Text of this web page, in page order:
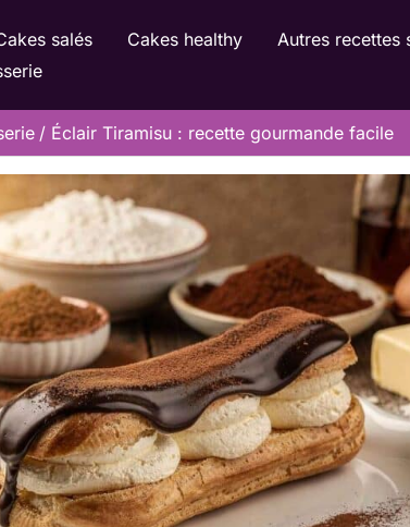
salés Cakes healthy Autres recettes
Éclair Tiramisu : recette gourmande facile